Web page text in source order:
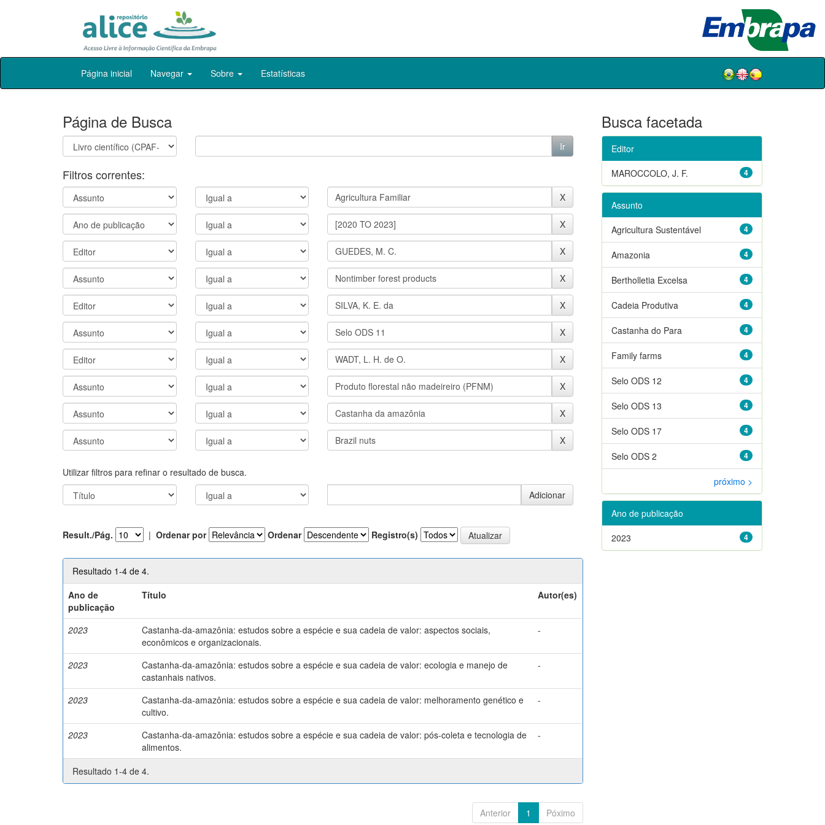
Skip
Página inicial Navegar Sobre Estatísticas
Página de Busca
Filtros correntes:
Utilizar filtros para refinar o resultado de busca.
Result./Pág. | Ordenar por Ordenar Registro(s)
Resultado 1-4 de 4.
Ano de
publicação
Título Autor(es)
2023
Castanha-da-amazônia: estudos sobre a espécie e sua cadeia de valor: aspectos sociais,
econômicos e organizacionais.
-
2023
Castanha-da-amazônia: estudos sobre a espécie e sua cadeia de valor: ecologia e manejo de
castanhais nativos.
-
2023
Castanha-da-amazônia: estudos sobre a espécie e sua cadeia de valor: melhoramento genético e
cultivo.
-
2023
Castanha-da-amazônia: estudos sobre a espécie e sua cadeia de valor: pós-coleta e tecnologia de
alimentos.
-
Resultado 1-4 de 4.
Anterior 1 Póximo
Busca facetada
Editor
4
MAROCCOLO, J. F.
Assunto
4
Agricultura Sustentável
4
Amazonia
4
Bertholletia Excelsa
4
Cadeia Produtiva
4
Castanha do Para
4
Family farms
4
Selo ODS 12
4
Selo ODS 13
4
Selo ODS 17
4
Selo ODS 2
próximo >
Ano de publicação
4
2023